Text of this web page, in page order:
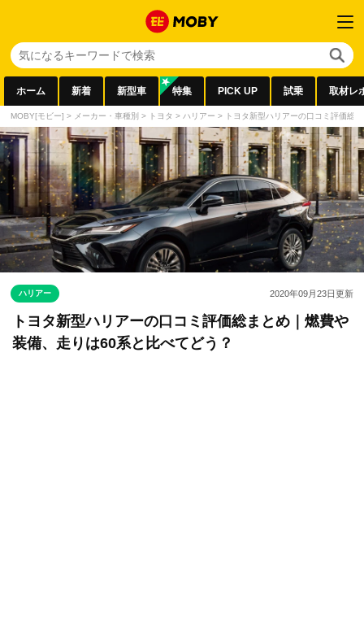
ホーム 新着 新型車 特集 PICK UP 試乗 取材レ
MOBY[モビー] > メーカー・車種別 > トヨタ > ハリアー > トヨタ新型ハリアーの口コミ評価総
ハリアー 2020年09月23日更新
トヨタ新型ハリアーの口コミ評価総まとめ｜燃費や
装備、走りは60系と比べてどう？